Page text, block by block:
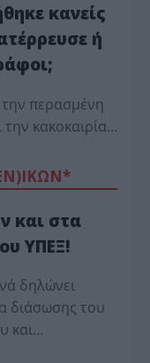
κανείς
ή
την περασμένη
την κακοκαιρία…
και στα
ΥΠΕΞ!
δηλώνει
διάσωσης του
και…